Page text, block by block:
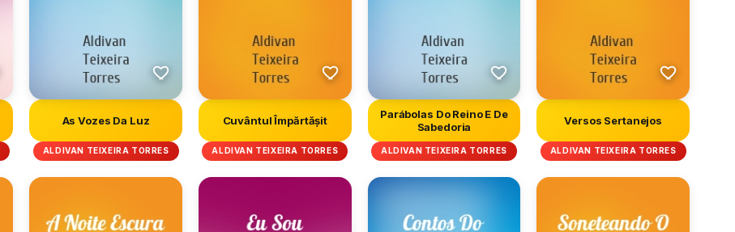
As Vozes Da Luz
ALDIVAN TEIXEIRA TORRES
Cuvântul Împărtășit
ALDIVAN TEIXEIRA TORRES
Parábolas Do Reino E De
Sabedoria
ALDIVAN TEIXEIRA TORRES
Versos Sertanejos
ALDIVAN TEIXEIRA TORRES